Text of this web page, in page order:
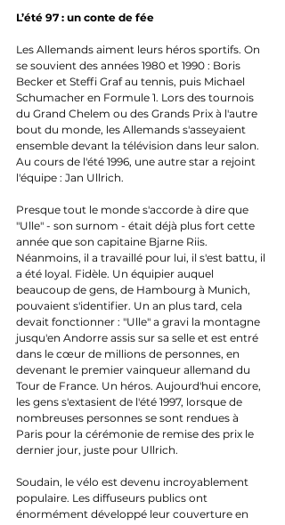
L’été 97 : un conte de fée
Les Allemands aiment leurs héros sportifs. On
se souvient des années 1980 et 1990 : Boris
Becker et Steffi Graf au tennis, puis Michael
Schumacher en Formule 1. Lors des tournois
du Grand Chelem ou des Grands Prix à l'autre
bout du monde, les Allemands s'asseyaient
ensemble devant la télévision dans leur salon.
Au cours de l'été 1996, une autre star a rejoint
l'équipe : Jan Ullrich.
Presque tout le monde s'accorde à dire que
"Ulle" - son surnom - était déjà plus fort cette
année que son capitaine Bjarne Riis.
Néanmoins, il a travaillé pour lui, il s'est battu, il
a été loyal. Fidèle. Un équipier auquel
beaucoup de gens, de Hambourg à Munich,
pouvaient s'identifier. Un an plus tard, cela
devait fonctionner : "Ulle" a gravi la montagne
jusqu'en Andorre assis sur sa selle et est entré
dans le cœur de millions de personnes, en
devenant le premier vainqueur allemand du
Tour de France. Un héros. Aujourd'hui encore,
les gens s'extasient de l'été 1997, lorsque de
nombreuses personnes se sont rendues à
Paris pour la cérémonie de remise des prix le
dernier jour, juste pour Ullrich.
Soudain, le vélo est devenu incroyablement
populaire. Les diffuseurs publics ont
énormément développé leur couverture en